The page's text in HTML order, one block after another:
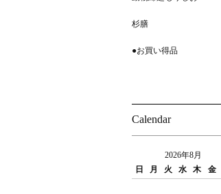
杉膳
●お買い得品
Calendar
2026年8月
日
月 火 水 木 金